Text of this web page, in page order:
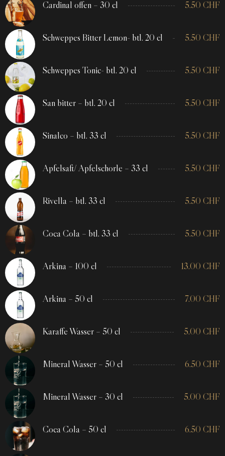
Cardinal offen – 30 cl 5.50 CHF
Schweppes Bitter Lemon- btl. 20 cl 5.50 CHF
Schweppes Tonic- btl. 20 cl 5.50 CHF
San bitter – btl. 20 cl 5.50 CHF
Sinalco – btl. 33 cl 5.50 CHF
Apfelsaft/ Apfelschorle – 33 cl 5.50 CHF
Rivella – btl. 33 cl 5.50 CHF
Coca Cola – btl. 33 cl 5.50 CHF
Arkina – 100 cl 13.00 CHF
Arkina – 50 cl 7.00 CHF
Karaffe Wasser – 50 cl 5.00 CHF
Mineral Wasser – 50 cl 6.50 CHF
Mineral Wasser – 30 cl 5.00 CHF
Coca Cola – 50 cl 6.50 CHF